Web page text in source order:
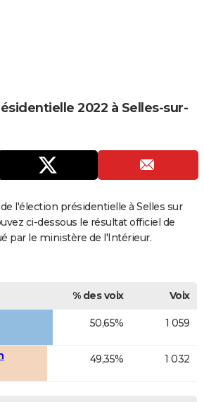
2022 à Selles-sur-
l'élection présidentielle à Selles sur
ci-dessous le résultat officiel de
par le ministère de l'Intérieur.
% des voix
Voix
50,65% 1 059
49,35% 1 032